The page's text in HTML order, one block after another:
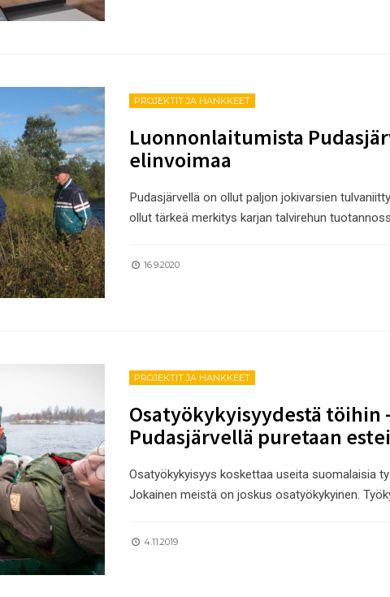
PROJEKTIT JA HANKKEET
Luonnonlaitumista
elinvoimaa
Pudasjärvellä on ollut paljon jokivarsien
ollut tärkeä merkitys karjan talvirehun
16.9.2020
PROJEKTIT JA HANKKEET
Osatyökykyisyydestä töihin
Pudasjärvellä puretaan
Osatyökykyisyys koskettaa useita suomalaisia
Jokainen meistä on joskus osatyökykyinen.
4.11.2019